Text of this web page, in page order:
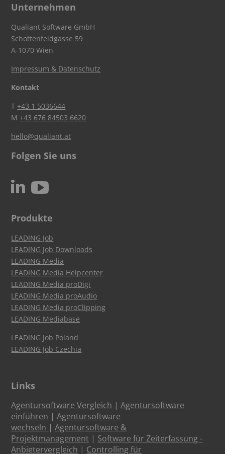
Unternehmen
Qualiant Software GmbH
Schottenfeldgasse 59
A-1070 Wien
Impressum & Datenschutz
Kontakt
T+43 1 5036644
M+43 676 84503 6620
hello@qualiant.at
Folgen Sie uns
N c
Produkte
LEADING Job
LEADING Job Downloads
LEADING Media
LEADING Media Helpcenter
LEADING Media proDigi
LEADING Media proAudio
LEADING Media proClipping
LEADING Mediabase
LEADING Job Poland
LEADING Job Czechia
Links
Agentursoftware Vergleich |Agentursoftware
einführen |Agentursoftware
wechseln |Agentursoftware &
Projektmanagement | Software für Zeiterfassung -
Anbietervergleich | Controlling für